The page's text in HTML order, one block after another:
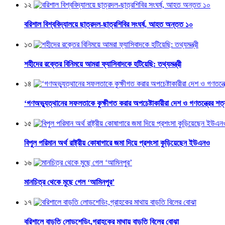
১২
বরিশাল বিশ্ববিদ্যালয়ে ছাত্রদল-ছাত্রশিবির সংঘর্ষ, আহত অন্তত ১০
১৩
শহীদের রক্তের বিনিময়ে আমরা ফ্যাসিবাদকে হটিয়েছি: তথ্যমন্ত্রী
১৪
‘গণঅভ্যুত্থানের সফলতাকে কুক্ষীগত করার অপচেষ্টাকারীরা দেশ ও গণতন্ত্রের
১৫
বিপুল পরিমান অর্থ রাষ্ট্রীয় কোষাগারে জমা দিয়ে প্রশংসা কুড়িয়েছেন ইউএনও
১৬
মানচিত্র থেকে মুছে গেল ‘আমিনপুর’
১৭
বরিশালে বাড়তি লোডশেডিং,গ্রাহকের মাথায় বাড়তি বিলের বোঝা